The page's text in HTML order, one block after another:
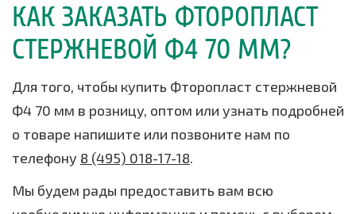
КАК ЗАКАЗАТЬ ФТОРОПЛАСТ
СТЕРЖНЕВОЙ Ф4 70 ММ?
Для того, чтобы купить Фторопласт стержневой
Ф4 70 мм в розницу, оптом или узнать подробней
о товаре напишите или позвоните нам по
телефону 8 (495) 018-17-18.
Мы будем рады предоставить вам всю